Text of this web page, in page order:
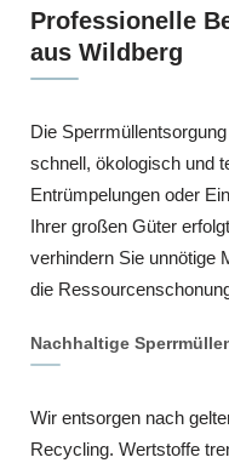
Professionelle
aus Wildberg
Die
schnell, ökologisch und
Entrümpelungen oder
Ihrer großen Güter
verhindern Sie unnötige
die
Nachhaltige
Wir entsorgen nach
Recycling. Wertstoffe